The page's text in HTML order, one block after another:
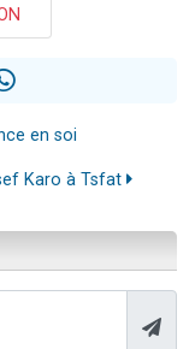
en soi
Karo à Tsfat